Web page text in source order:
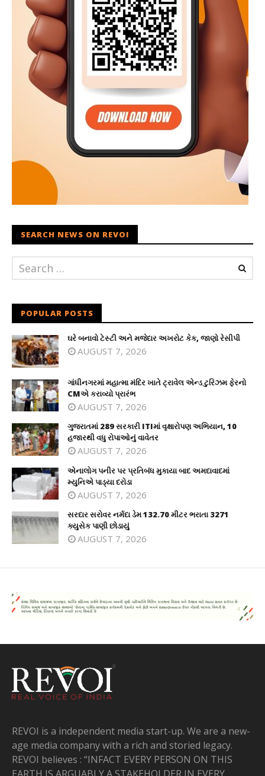
SEARCH NEWS ON REVOI
POPULAR POSTS
ઘરે બનાવો ટેસ્ટી અને મજેદાર અખરોટ કેક, જાણો રેસીપી
AUGUST 7, 2026
ગાંધીનગરમાં મહાત્મા મંદિર ખાતે ટ્રાવેલ એન્ડ ટુરિઝમ ફેરનો
CMએ કરાવ્યો પ્રારંભ
AUGUST 7, 2026
ગુજરાતમાં 289 સરકારી ITIમાં વૃક્ષારોપણ અભિયાન, 10
હજારથી વધુ રોપાઓનું વાવેતર
AUGUST 7, 2026
એનાલોગ પનીર પર પ્રતિબંધ મુકાયા બાદ અમદાવાદમાં
મ્યુનિએ પાડ્યા દરોડા
AUGUST 7, 2026
સરદાર સરોવર નર્મદા ડેમ 132.70 મીટર ભરાતા 3271
ક્યુસેક પાણી છોડાયું
AUGUST 7, 2026
REVOI is a independent media start-up. We are a new-
age media company with a rich and storied legacy.
REVOI believes : “INFACT EVERY PERSON ON THIS